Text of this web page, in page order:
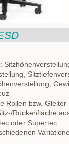
Rollen bzw. Gleiter
Rückenfläche
oder Supertec